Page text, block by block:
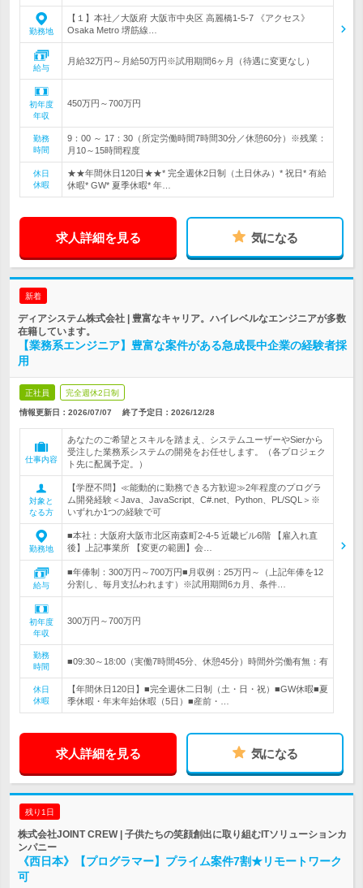
勤務地
【１】本社／大阪府 大阪市中央区 高麗橋1-5-7 《アクセス》
Osaka Metro 堺筋線…
給与
月給32万円～月給50万円※試用期間6ヶ月（待遇に変更なし）
初年度
年収
450万円～700万円
勤務
時間
9：00 ～ 17：30（所定労働時間7時間30分／休憩60分）※残業：
月10～15時間程度
休日
休暇
★★年間休日120日★★* 完全週休2日制（土日休み）* 祝日* 有給
休暇* GW* 夏季休暇* 年…
求人詳細を見る 気になる
新着
ディアシステム株式会社 | 豊富なキャリア。ハイレベルなエンジニアが多数
在籍しています。
【業務系エンジニア】豊富な案件がある急成長中企業の経験者採
用
正社員 完全週休2日制
情報更新日：2026/07/07 終了予定日： 2026/12/28
仕事内容
あなたのご希望とスキルを踏まえ、システムユーザーやSierから
受注した業務系システムの開発をお任せします。（各プロジェク
ト先に配属予定。）
対象と
なる方
【学歴不問】≪能動的に勤務できる方歓迎≫2年程度のプログラ
ム開発経験＜Java、JavaScript、C#.net、Python、PL/SQL＞※
いずれか1つの経験で可
勤務地
■本社：大阪府大阪市北区南森町2-4-5 近畿ビル6階 【雇入れ直
後】上記事業所 【変更の範囲】会…
給与
■年俸制：300万円～700万円■月収例：25万円～（上記年俸を12
分割し、毎月支払われます）※試用期間6カ月、条件…
初年度
年収
300万円～700万円
勤務
時間
■09:30～18:00（実働7時間45分、休憩45分）時間外労働有無：有
休日
休暇
【年間休日120日】■完全週休二日制（土・日・祝）■GW休暇■夏
季休暇・年末年始休暇（5日）■産前・…
求人詳細を見る 気になる
残り1日
株式会社JOINT CREW | 子供たちの笑顔創出に取り組むITソリューションカ
ンパニー
《西日本》【プログラマー】プライム案件7割★リモートワーク
可